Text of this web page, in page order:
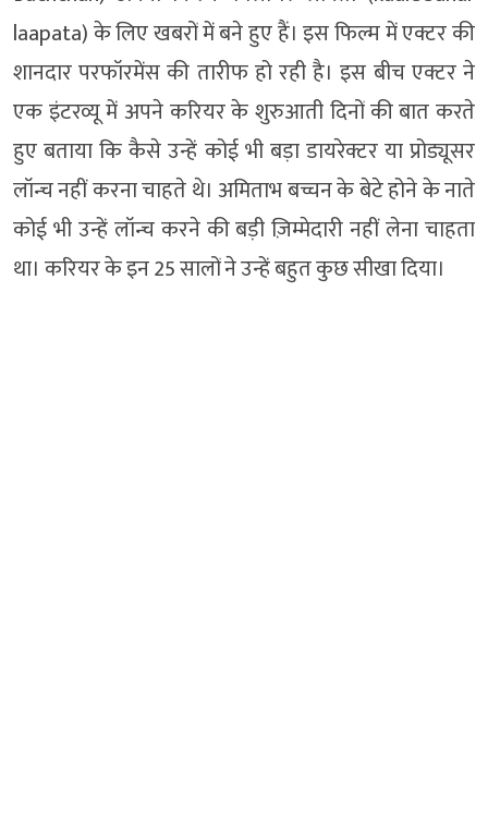
laapata) के लिए खबरों में बने हुए हैं। इस फिल्म में एक्टर की
शानदार परफॉरमेंस की तारीफ हो रही है। इस बीच एक्टर ने
एक इंटरव्यू में अपने करियर के शुरुआती दिनों की बात करते
हुए बताया कि कैसे उन्हें कोई भी बड़ा डायरेक्टर या प्रोड्यूसर
लॉन्च नहीं करना चाहते थे। अमिताभ बच्चन के बेटे होने के नाते
कोई भी उन्हें लॉन्च करने की बड़ी ज़िम्मेदारी नहीं लेना चाहता
था। करियर के इन 25 सालों ने उन्हें बहुत कुछ सीखा दिया।